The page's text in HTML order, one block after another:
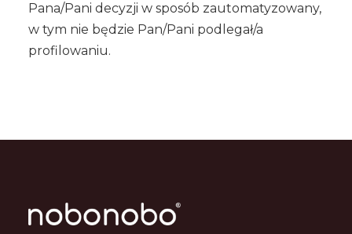
Pana/Pani decyzji w sposób zautomatyzowany,
w tym nie będzie Pan/Pani podlegał/a
profilowaniu.